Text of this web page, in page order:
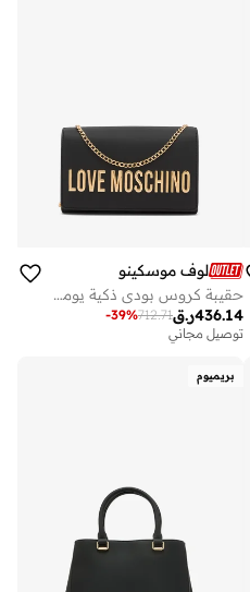
لوف موسكينو
حقيبة كروس بودي ذكية يومية من البولي يوريثان
ر.ق436.14
712.71
-39%
توصيل مجاني
بريميوم